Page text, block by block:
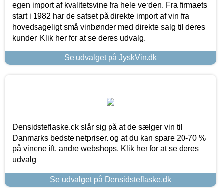
egen import af kvalitetsvine fra hele verden. Fra firmaets
start i 1982 har de satset på direkte import af vin fra
hovedsageligt små vinbønder med direkte salg til deres
kunder. Klik her for at se deres udvalg.
Se udvalget på JyskVin.dk
Densidsteflaske.dk slår sig på at de sælger vin til
Danmarks bedste netpriser, og at du kan spare 20-70 %
på vinene ift. andre webshops. Klik her for at se deres
udvalg.
Se udvalget på Densidsteflaske.dk